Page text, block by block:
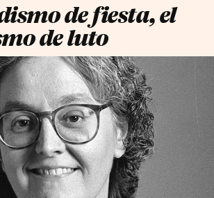
de fiesta, el
de luto